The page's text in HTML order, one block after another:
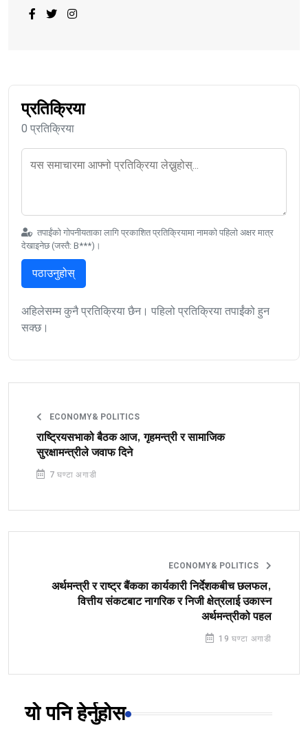
प्रतिक्रिया
0 प्रतिक्रिया
तपाईंको गोपनीयताका लागि प्रकाशित प्रतिक्रियामा नामको पहिलो अक्षर मात्र
देखाइनेछ (जस्तै: B***)।
पठाउनुहोस्
अहिलेसम्म कुनै प्रतिक्रिया छैन। पहिलो प्रतिक्रिया तपाईंको हुन
सक्छ।
ECONOMY& POLITICS
राष्ट्रियसभाको बैठक आज, गृहमन्त्री र सामाजिक
सुरक्षामन्त्रीले जवाफ दिने
7 घण्टा अगाडी
ECONOMY& POLITICS
अर्थमन्त्री र राष्ट्र बैंकका कार्यकारी निर्देशकबीच छलफल,
वित्तीय संकटबाट नागरिक र निजी क्षेत्रलाई उकास्न
अर्थमन्त्रीको पहल
19 घण्टा अगाडी
यो पनि हेर्नुहोस